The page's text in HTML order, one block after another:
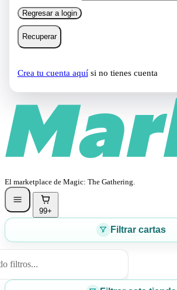
Regresar a login
Recuperar
Crea tu cuenta aquísi no tienes cuenta
El marketplace de Magic: The Gathering.
99+
Filtrar cartas
filtros...